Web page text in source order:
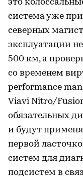
это
система уже
северных
эксплуатации
500 км, а
со временем
performance
Viavi Nitro/
обязательных
и будут
первой
систем для
подсистем в